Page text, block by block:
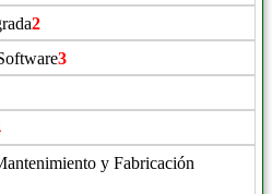
2
3
y Fabricación